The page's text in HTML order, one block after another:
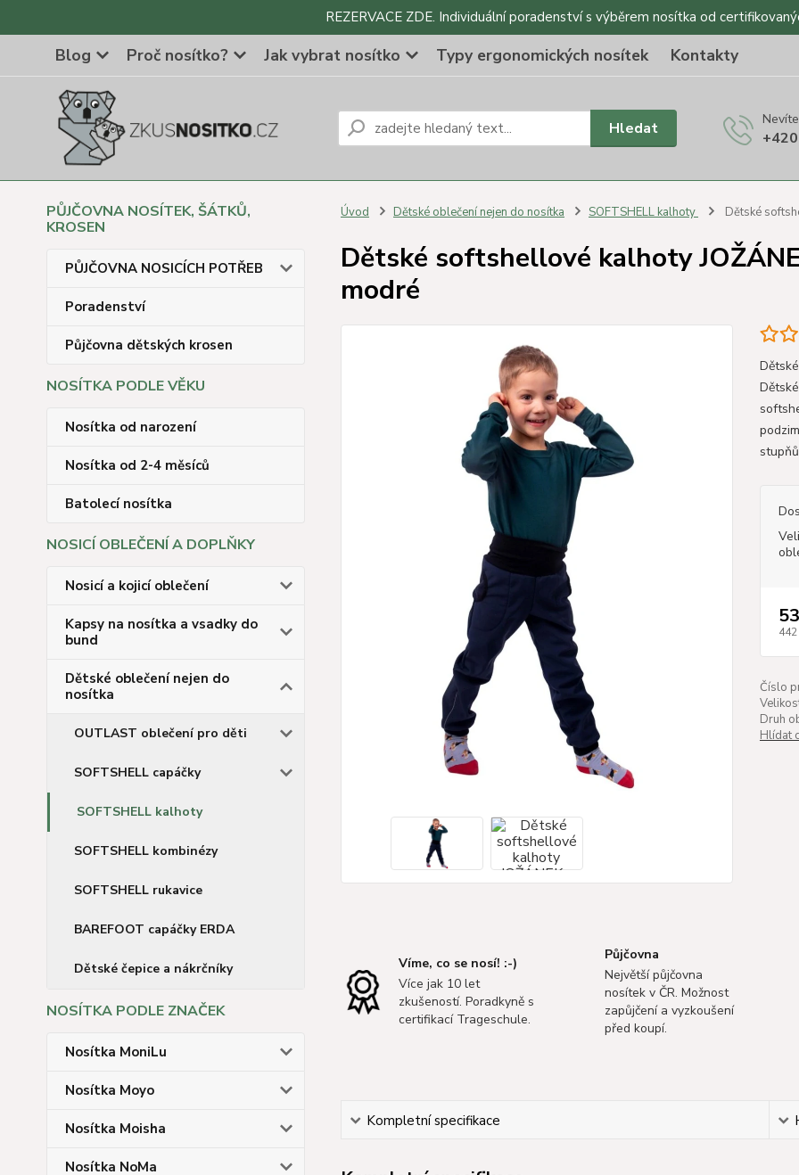
REZERVACE ZDE. Individuální poradenství s výběrem nosítka od
Blog Proč nosítko? Jak vybrat nosítko Typy ergonomických nosítek Kontakty
Hledat
PŮJČOVNA NOSÍTEK, ŠÁTKŮ,
KROSEN
PŮJČOVNA NOSICÍCH POTŘEB
Poradenství
Půjčovna dětských krosen
NOSÍTKA PODLE VĚKU
Nosítka od narození
Nosítka od 2-4 měsíců
Batolecí nosítka
NOSICÍ OBLEČENÍ A DOPLŇKY
Nosicí a kojicí oblečení
Kapsy na nosítka a vsadky do
bund
Dětské oblečení nejen do
nosítka
OUTLAST oblečení pro děti
SOFTSHELL capáčky
SOFTSHELL kalhoty
SOFTSHELL kombinézy
SOFTSHELL rukavice
BAREFOOT capáčky ERDA
Dětské čepice a nákrčníky
NOSÍTKA PODLE ZNAČEK
Nosítka MoniLu
Nosítka Moyo
Nosítka Moisha
Nosítka NoMa
Úvod Dětské oblečení nejen do nosítka SOFTSHELL kalhoty Dětské
Dětské softshellové kalhoty
modré
442
Číslo
Druh
Hlídat
Víme, co se nosí! :-)
Více jak 10 let
zkušeností. Poradkyně s
certifikací Trageschule.
Půjčovna
Největší půjčovna
nosítek v ČR. Možnost
zapůjčení a vyzkoušení
před koupí.
Kompletní specifikace